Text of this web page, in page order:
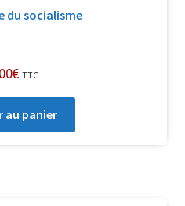
du socialisme
€ TTC
au panier